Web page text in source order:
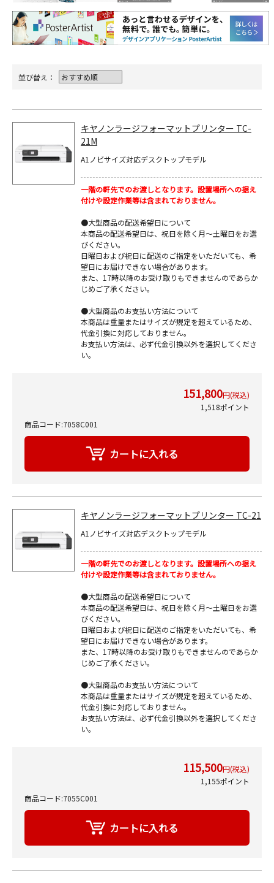
並び替え：
キヤノンラージフォーマットプリンター TC-
21M
A1ノビサイズ対応デスクトップモデル
一階の軒先でのお渡しとなります。設置場所への据え
付けや設定作業等は含まれておりません。
●大型商品の配送希望日について
本商品の配送希望日は、祝日を除く月～土曜日をお選
びください。
日曜日および祝日に配送のご指定をいただいても、希
望日にお届けできない場合があります。
また、17時以降のお受け取りもできませんのであらか
じめご了承ください。
●大型商品のお支払い方法について
本商品は重量またはサイズが規定を超えているため、
代金引換に対応しておりません。
お支払い方法は、必ず代金引換以外を選択してくださ
い。
151,800円(税込)
1,518ポイント
商品コード:7058C001
キヤノンラージフォーマットプリンター TC-21
A1ノビサイズ対応デスクトップモデル
一階の軒先でのお渡しとなります。設置場所への据え
付けや設定作業等は含まれておりません。
●大型商品の配送希望日について
本商品の配送希望日は、祝日を除く月～土曜日をお選
びください。
日曜日および祝日に配送のご指定をいただいても、希
望日にお届けできない場合があります。
また、17時以降のお受け取りもできませんのであらか
じめご了承ください。
●大型商品のお支払い方法について
本商品は重量またはサイズが規定を超えているため、
代金引換に対応しておりません。
お支払い方法は、必ず代金引換以外を選択してくださ
い。
115,500円(税込)
1,155ポイント
商品コード:7055C001